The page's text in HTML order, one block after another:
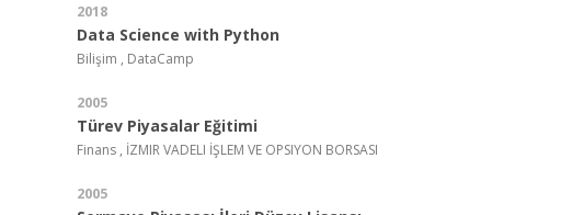
2018
Data Science with Python
Bilişim , DataCamp
2005
Türev Piyasalar Eğitimi
Finans , İZMIR VADELI İŞLEM VE OPSIYON BORSASI
2005